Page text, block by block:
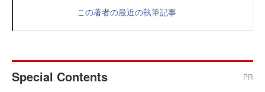
この著者の最近の執筆記事
Special Contents PR